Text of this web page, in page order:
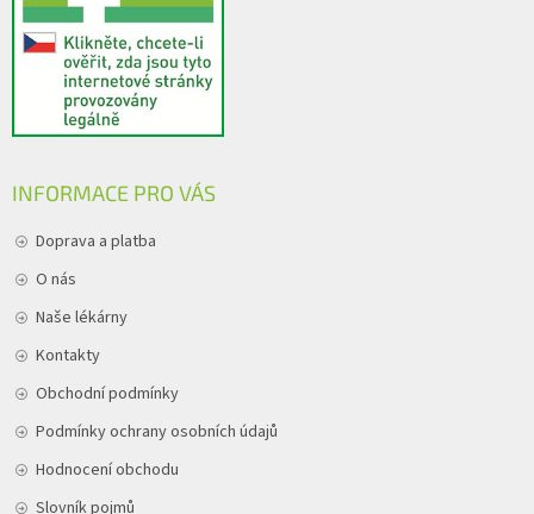
INFORMACE PRO VÁS
Doprava a platba
O nás
Naše lékárny
Kontakty
Obchodní podmínky
Podmínky ochrany osobních údajů
Hodnocení obchodu
Slovník pojmů